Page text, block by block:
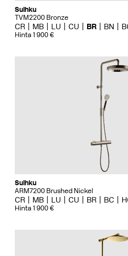
Suihku
TVM2200 Bronze
CR MB LU CU BR BN
Hinta 1 900 €
Suihku
ARM7200 Brushed Nickel
CR MB LU CU BR BC
Hinta 1 900 €